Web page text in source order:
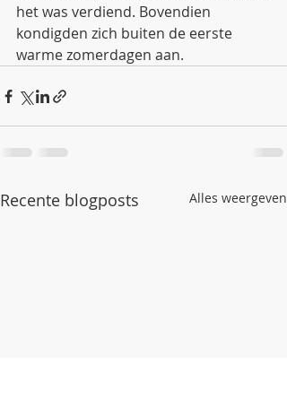
het was verdiend. Bovendien
kondigden zich buiten de eerste
warme zomerdagen aan.
Recente blogposts Alles weergeven